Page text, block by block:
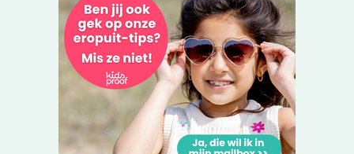
Den Bosch via de roze button!